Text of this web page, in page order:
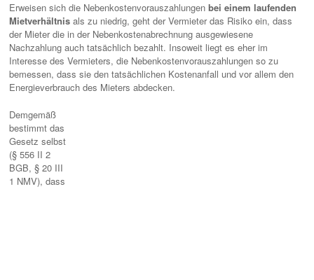
Erweisen sich die Nebenkostenvorauszahlungen bei einem laufenden
Mietverhältnis als zu niedrig, geht der Vermieter das Risiko ein, dass
der Mieter die in der Nebenkostenabrechnung ausgewiesene
Nachzahlung auch tatsächlich bezahlt. Insoweit liegt es eher im
Interesse des Vermieters, die Nebenkostenvorauszahlungen so zu
bemessen, dass sie den tatsächlichen Kostenanfall und vor allem den
Energieverbrauch des Mieters abdecken.
Demgemäß
bestimmt das
Gesetz selbst
(§ 556 II 2
BGB, § 20 III
1 NMV), dass